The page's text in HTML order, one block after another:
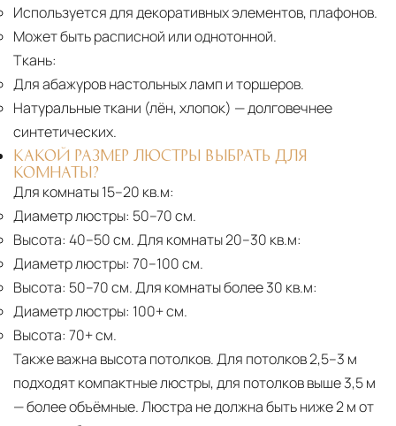
Используется для декоративных элементов, плафонов.
Может быть расписной или однотонной.
Ткань:
Для абажуров настольных ламп и торшеров.
Натуральные ткани (лён, хлопок) — долговечнее
синтетических.
КАКОЙ РАЗМЕР ЛЮСТРЫ ВЫБРАТЬ ДЛЯ
КОМНАТЫ?
Для комнаты 15–20 кв.м:
Диаметр люстры: 50–70 см.
Высота: 40–50 см. Для комнаты 20–30 кв.м:
Диаметр люстры: 70–100 см.
Высота: 50–70 см. Для комнаты более 30 кв.м:
Диаметр люстры: 100+ см.
Высота: 70+ см.
Также важна высота потолков. Для потолков 2,5–3 м
подходят компактные люстры, для потолков выше 3,5 м
— более объёмные. Люстра не должна быть ниже 2 м от